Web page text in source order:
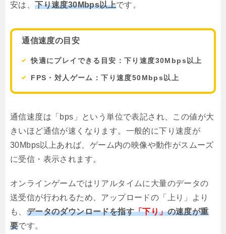
安は、下り速度30Mbps以上です。
通信速度の目安
快適にプレイできる目安：下り速度30Mbps以上
FPS・対人ゲーム：下り速度50Mbps以上
通信速度は「bps」という単位で表記され、この値が大
きいほど通信が速くなります。一般的に下り速度が
30Mbps以上あれば、ゲーム内の映像や動作がスムーズ
に受信・表示されます。
オンラインゲームではリアルタイムに大量のデータの
送受信が行われるため、アップロードの「上り」より
も、 データのダウンロードを指す「下り」の速度が重
要です。